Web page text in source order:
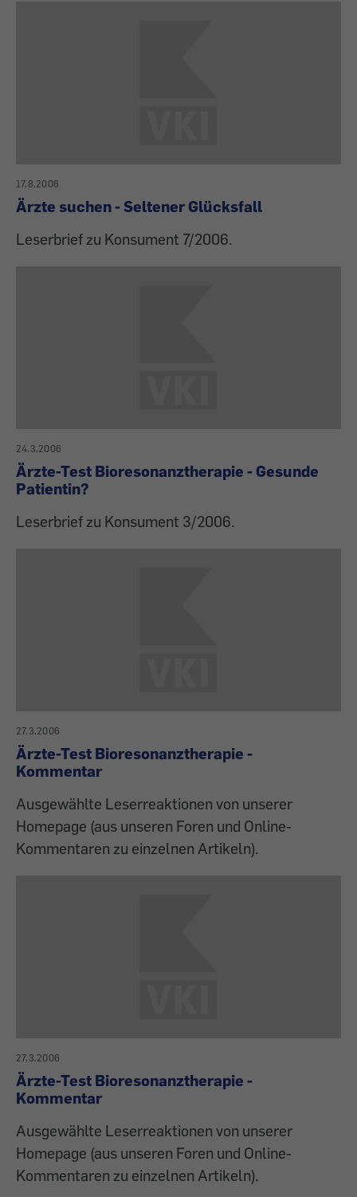
17.8.2006
Ärzte suchen - Seltener Glücksfall
Leserbrief zu Konsument 7/2006.
24.3.2006
Ärzte-Test Bioresonanztherapie - Gesunde
Patientin?
Leserbrief zu Konsument 3/2006.
27.3.2006
Ärzte-Test Bioresonanztherapie -
Kommentar
Ausgewählte Leserreaktionen von unserer
Homepage (aus unseren Foren und Online-
Kommentaren zu einzelnen Artikeln).
27.3.2006
Ärzte-Test Bioresonanztherapie -
Kommentar
Ausgewählte Leserreaktionen von unserer
Homepage (aus unseren Foren und Online-
Kommentaren zu einzelnen Artikeln).